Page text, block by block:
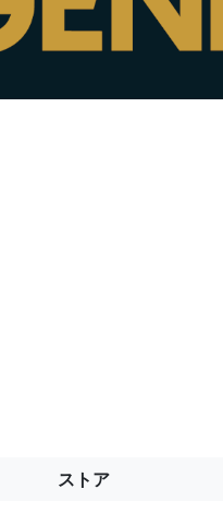
ストア